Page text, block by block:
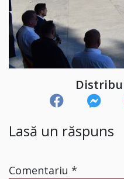
Lasă un răspuns
Comentariu *